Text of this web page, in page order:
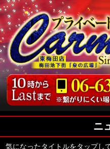
ニ
気になったタイトルをタップし